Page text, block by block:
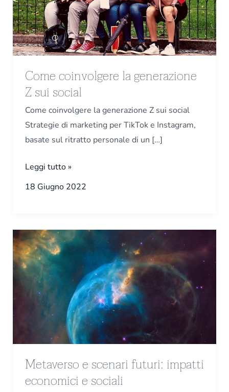
Come coinvolgere la generazione
Z sui social
Come coinvolgere la generazione Z sui social
Strategie di marketing per TikTok e Instagram,
basate sul ritratto personale di un […]
Z
sui
social
Leggi tutto »
18 Giugno 2022
Metaverso e scenari futuri: impatti
economici e sociali
Metaverso
e
scenari
futuri:
impatti
economici